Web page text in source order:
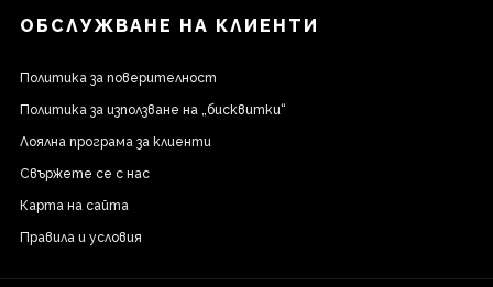
ОБСЛУЖВАНЕ НА КЛИЕНТИ
Политика за поверителност
Политика за използване на „бисквитки“
Лоялна програма за клиенти
Свържете се с нас
Карта на сайта
Правила и условия